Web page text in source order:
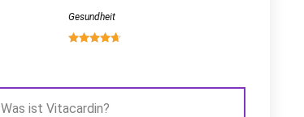
Gesundheit
Was ist Vitacardin?